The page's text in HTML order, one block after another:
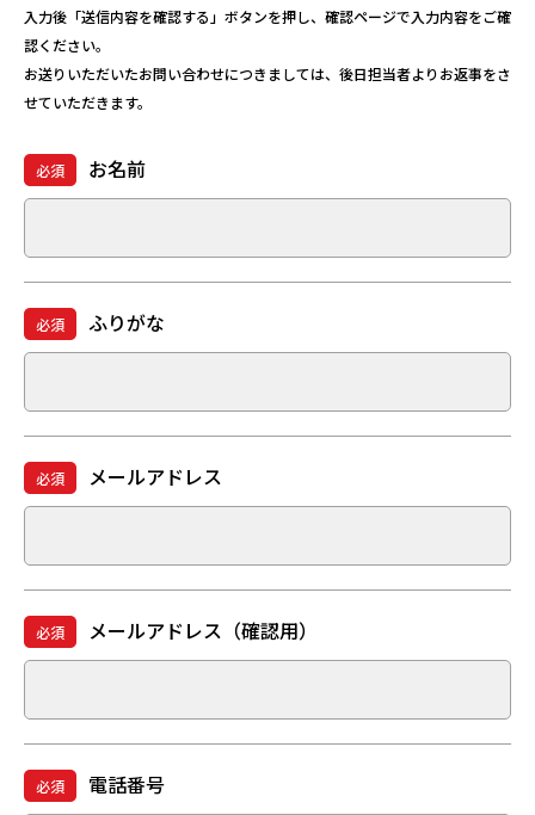
入力後「送信内容を確認する」ボタンを押し、確認ページで入力内容をご確
認ください。
お送りいただいたお問い合わせにつきましては、後日担当者よりお返事をさ
せていただきます。
必須 お名前
必須 ふりがな
必須 メールアドレス
必須 メールアドレス（確認用）
必須 電話番号